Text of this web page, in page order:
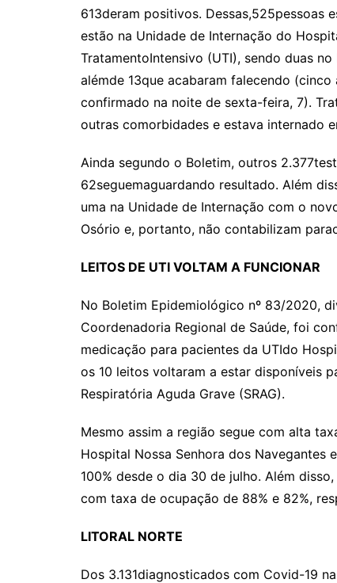
613deram positivos. Dessas,525pessoas
estão na Unidade de Internação do
TratamentoIntensivo (UTI), sendo duas
alémde 13que acabaram falecendo
confirmado na noite de sexta-feira, 7).
outras comorbidades e estava internado
Ainda segundo o Boletim, outros
62seguemaguardando resultado. Além
uma na Unidade de Internação com o
Osório e, portanto, não contabilizam
LEITOS DE UTI VOLTAM A FUNCIONAR
No Boletim Epidemiológico nº 83/2020,
Coordenadoria Regional de Saúde, foi
medicação para pacientes da UTIdo
os 10 leitos voltaram a estar disponíveis
Respiratória Aguda Grave (SRAG).
Mesmo assim a região segue com alta
Hospital Nossa Senhora dos
100% desde o dia 30 de julho. Além
com taxa de ocupação de 88% e 82%,
LITORAL NORTE
Dos 3.131diagnosticados com Covid-19